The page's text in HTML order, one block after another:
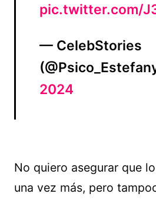
pic.twitter.com/
— CelebStories
2024
No quiero asegurar que
una vez más, pero